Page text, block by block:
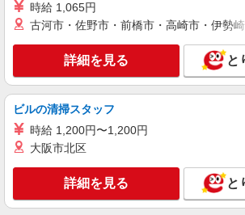
時給1350円〜2062円
通費全支給(ガソリン代含む)
岡山市北区 清輝橋駅周辺
キープ 詳
正社員
アスケア訪問入浴 岡山
月給258,000円〜
途交通費支給（30000円上限
（月平均残業時間20時間）
アスケア訪問入浴 岡山
時給 1,065円
古河市・佐野市・前橋市・高崎市・伊勢
詳細を見る と
ビルの清掃スタッフ
時給 1,200円〜1,200円
大阪市北区
詳細を見る と